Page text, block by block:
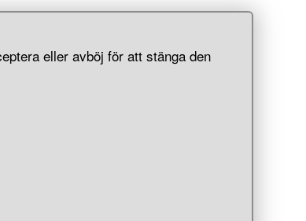
eller avböj för att stänga den